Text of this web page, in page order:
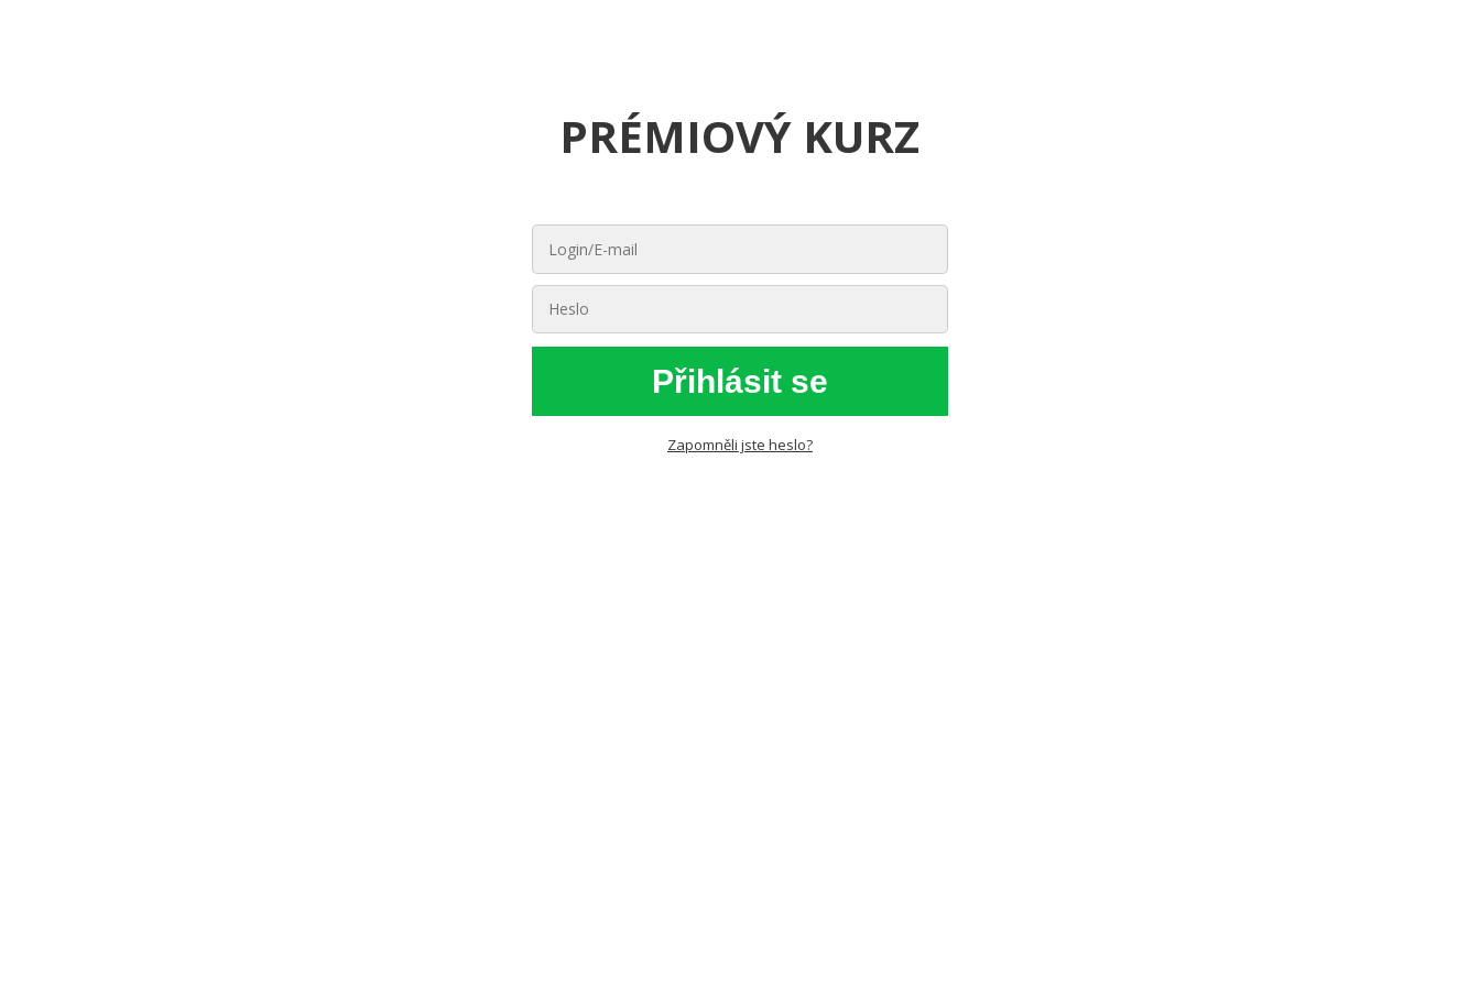
PRÉMIOVÝ KURZ
Přihlásit se
Zapomněli jste heslo?